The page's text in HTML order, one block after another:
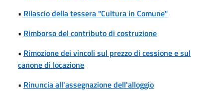
• Rilascio della tessera "Cultura in Comune"
• Rimborso del contributo di costruzione
• Rimozione dei vincoli sul prezzo di cessione e sul
canone di locazione
• Rinuncia all'assegnazione dell'alloggio